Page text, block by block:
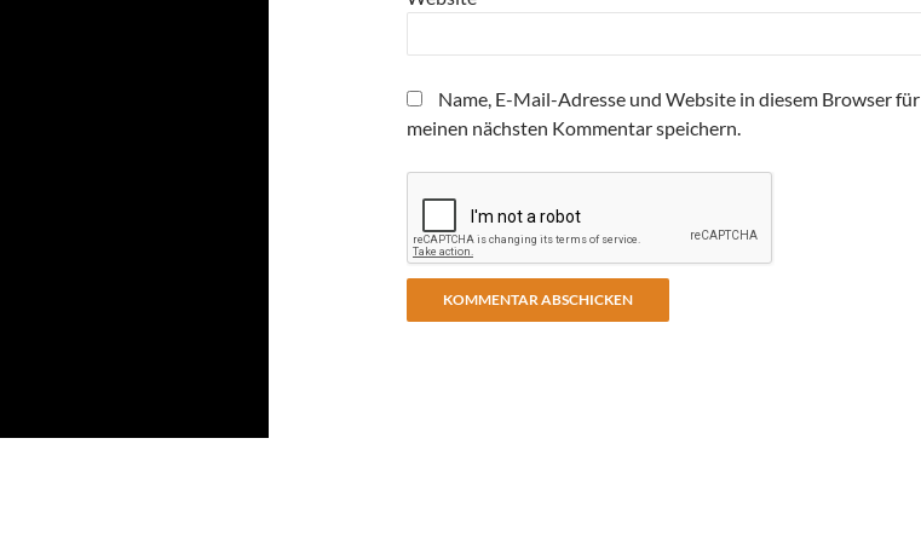
Name, E-Mail-Adresse und Website in diesem Browser für
meinen nächsten Kommentar speichern.